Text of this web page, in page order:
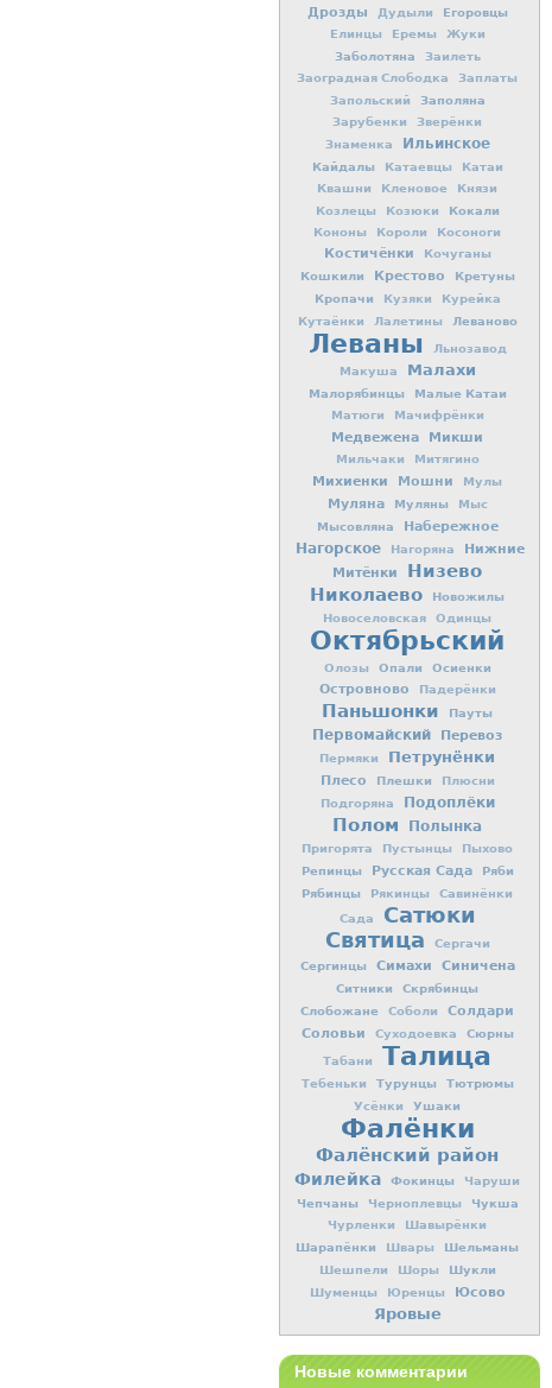
Дрозды Дудыли Егоровцы
Елинцы Еремы Жуки
Заболотяна
Заилеть
Заоградная Слободка
Заплаты
Запольский
Заполяна
Зарубенки
Зверёнки
Знаменка
Ильинское
Кайдалы Катаевцы
Катаи
Квашни
Кленовое
Князи
Козлецы
Козюки Кокали
Кононы Короли Косоноги
Костичёнки Кочуганы
Кошкили Крестово
Кретуны
Кропачи
Кузяки
Курейка
Кутаёнки
Лалетины Леваново
Леваны
Льнозавод
Макуша
Малахи
Малорябинцы Малые Катаи
Матюги Мачифрёнки
Медвежена Микши
Мильчаки Митягино
Михиенки Мошни Мулы
Муляна Муляны Мыс
Мысовляна Набережное
Нагорское Нагоряна
Нижние
Митёнки
Низево
Николаево
Новожилы
Новоселовская Одинцы
Октябрьский
Олозы Опали Осиенки
Островново Падерёнки
Паньшонки Пауты
Первомайский Перевоз
Пермяки Петрунёнки
Плесо Плешки
Плюсни
Подгоряна
Подоплёки
Полом Полынка
Пригорята Пустынцы Пыхово
Репинцы Русская Сада
Ряби
Рябинцы
Рякинцы
Савинёнки
Сада
Сатюки
Святица
Сергачи
Сергинцы Симахи Синичена
Ситники
Скрябинцы
Слобожане
Соболи
Солдари
Соловьи
Суходоевка Сюрны
Табани Талица
Тебеньки Турунцы Тютрюмы
Усёнки Ушаки
Фалёнки
Фалёнский район
Филейка Фокинцы Чаруши
Чепчаны Черноплевцы Чукша
Чурленки Шавырёнки
Шарапёнки Швары Шельманы
Шешпели Шоры Шукли
Шуменцы Юренцы Юсово
Яровые
Новые комментарии